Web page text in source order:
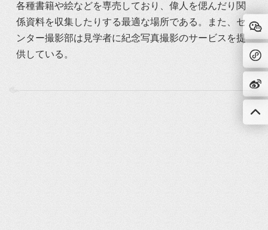
各種書籍や絵などを専売しており、偉人を偲んだり関
係資料を収集したりする最適な場所である。また、セ
ンター撮影部は見学者に紀念写真撮影のサービスを提
供している。